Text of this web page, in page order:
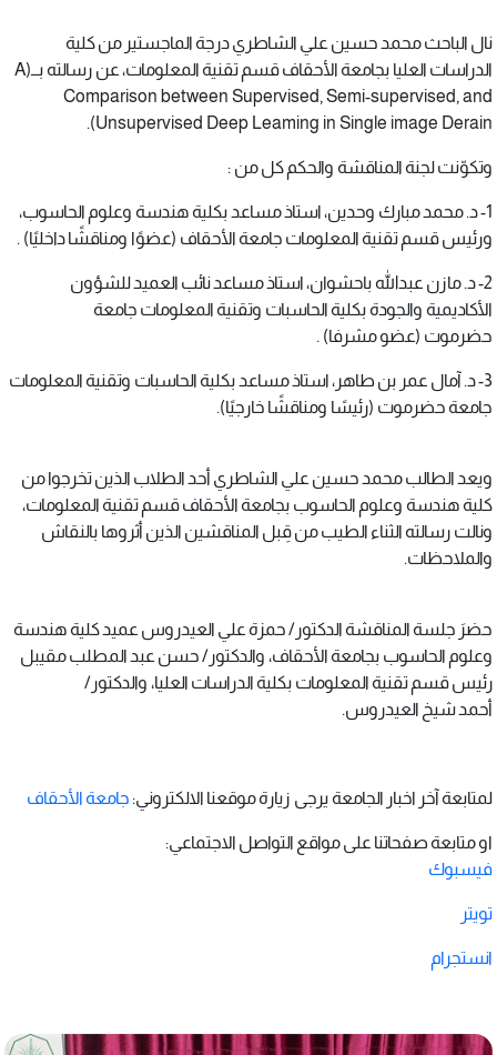
نال الباحث محمد حسين علي الشاطري درجة الماجستير من كلية
الدراسات العليا بجامعة الأحقاف قسم تقنية المعلومات، عن رسالته بــ(A
Comparison between Supervised, Semi-supervised, and
Unsupervised Deep Leaming in Single image Derain).
وتكوّنت لجنة المناقشة والحكم كل من :
1- د. محمد مبارك وحدين، استاذ مساعد بكلية هندسة وعلوم الحاسوب،
ورئيس قسم تقنية المعلومات جامعة الأحقاف (عضوًا ومناقشًا داخليًا) .
2- د. مازن عبدالله باحشوان، استاذ مساعد نائب العميد للشؤون
الأكاديمية والجودة بكلية الحاسبات وتقنية المعلومات جامعة
حضرموت (عضو مشرفا) .
3- د. آمال عمر بن طاهر، استاذ مساعد بكلية الحاسبات وتقنية المعلومات
جامعة حضرموت (رئيسًا ومناقشًا خارجيًا).
ويعد الطالب محمد حسين علي الشاطري أحد الطلاب الذين تخرجوا من
كلية هندسة وعلوم الحاسوب بجامعة الأحقاف قسم تقنية المعلومات،
ونالت رسالته الثناء الطيب من قِبل المناقشين الذين أثروها بالنقاش
والملاحظات.
حضرَ جلسة المناقشة الدكتور/ حمزة علي العيدروس عميد كلية هندسة
وعلوم الحاسوب بجامعة الأحقاف، والدكتور/ حسن عبد المطلب مقيبل
رئيس قسم تقنية المعلومات بكلية الدراسات العليا، والدكتور/
أحمد شيخ العيدروس.
لمتابعة آخر اخبار الجامعة يرجى زيارة موقعنا الالكتروني: جامعة الأحقاف
او متابعة صفحاتنا على مواقع التواصل الاجتماعي:
فيسبوك
تويتر
انستجرام